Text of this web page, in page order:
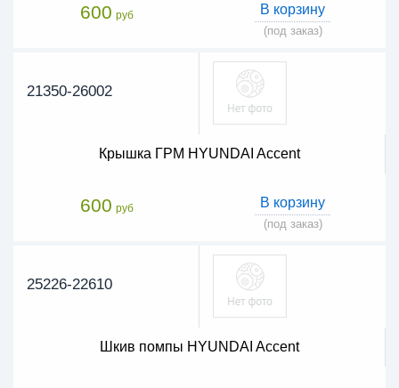
600 руб В корзину
(под заказ)
21350-26002
Крышка ГРМ HYUNDAI Accent
600 руб В корзину
(под заказ)
25226-22610
Шкив помпы HYUNDAI Accent